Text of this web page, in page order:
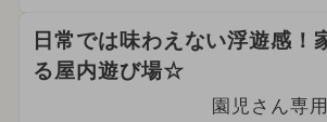
日常では味わえない浮遊感！
る屋内遊び場☆
園児さん専